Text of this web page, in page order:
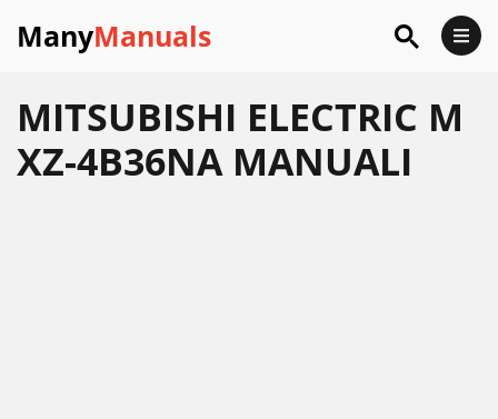
ManyManuals
MITSUBISHI ELECTRIC M
XZ-4B36NA MANUALI